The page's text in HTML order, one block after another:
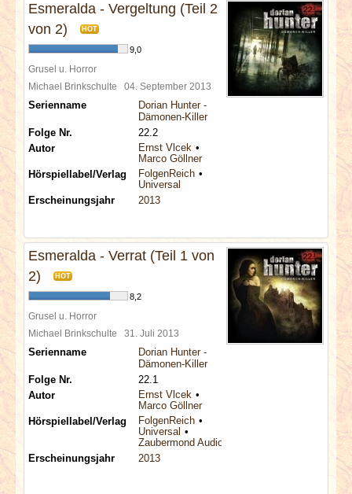
Esmeralda - Vergeltung (Teil 2
von 2)
HOT
9,0
Grusel u. Horror
Michael Brinkschulte 04. September 2013
Serienname
Dorian Hunter -
Dämonen-Killer
Folge Nr.
22.2
Autor
Ernst Vlcek
Marco Göllner
Hörspiellabel/Verlag
FolgenReich
Universal
Erscheinungsjahr
2013
Esmeralda - Verrat (Teil 1 von
2)
HOT
8,2
Grusel u. Horror
Michael Brinkschulte 31. Juli 2013
Serienname
Dorian Hunter -
Dämonen-Killer
Folge Nr.
22.1
Autor
Ernst Vlcek
Marco Göllner
Hörspiellabel/Verlag
FolgenReich
Universal
Zaubermond Audio
Erscheinungsjahr
2013